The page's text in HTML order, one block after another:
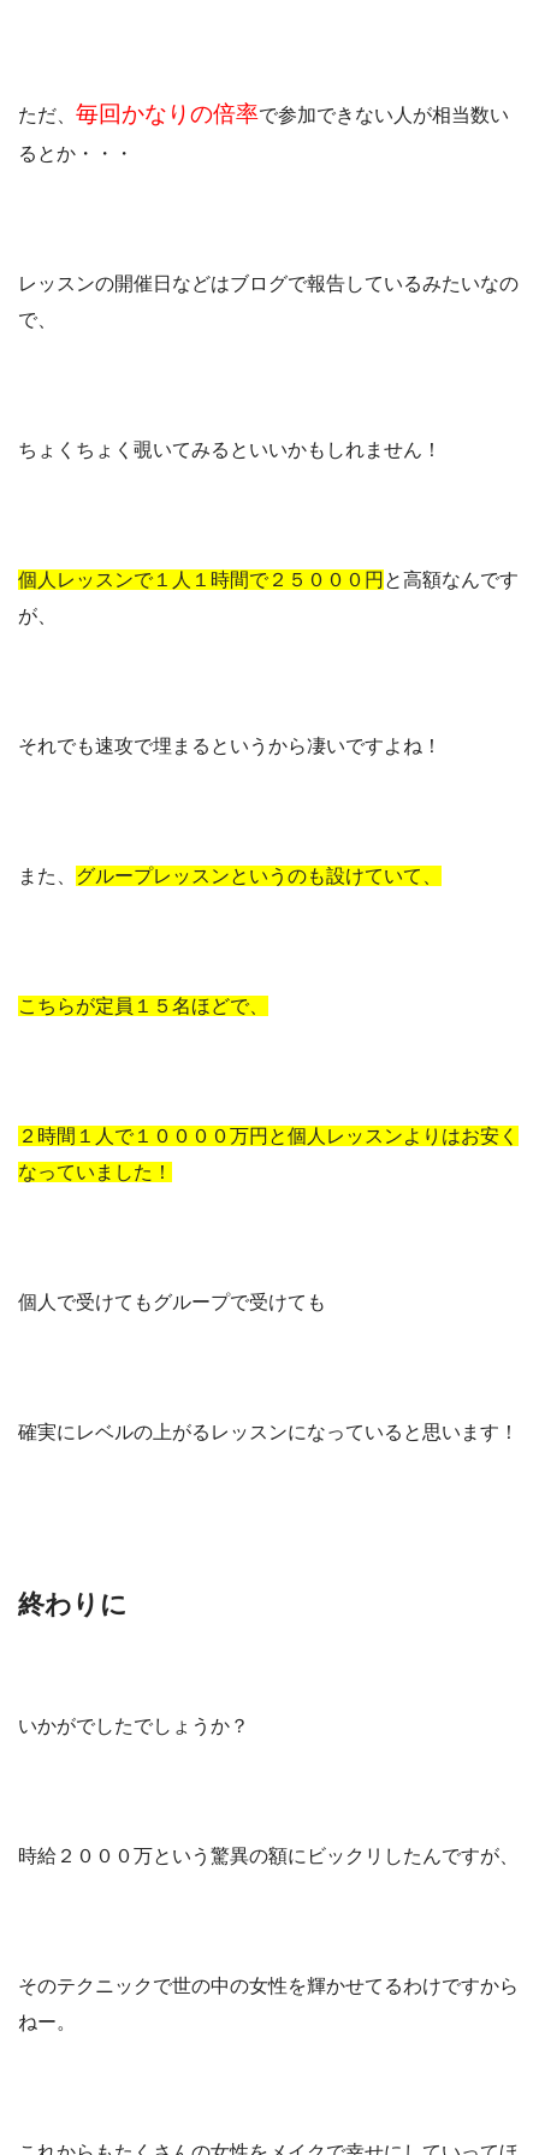
ただ、 毎回かなりの倍率で参加できない人が相当数い
るとか・・・
レッスンの開催日などはブログで報告しているみたいなの
で、
ちょくちょく覗いてみるといいかもしれません！
個人レッスンで１人１時間で２５０００円 と高額なんです
が、
それでも速攻で埋まるというから凄いですよね！
また、 グループレッスンというのも設けていて、
こちらが定員１５名ほどで、
２時間１人で１００００万円と個人レッスンよりはお安く
なっていました！
個人で受けてもグループで受けても
確実にレベルの上がるレッスンになっていると思います！
終わりに
いかがでしたでしょうか？
時給２０００万という驚異の額にビックリしたんですが、
そのテクニックで世の中の女性を輝かせてるわけですから
ねー。